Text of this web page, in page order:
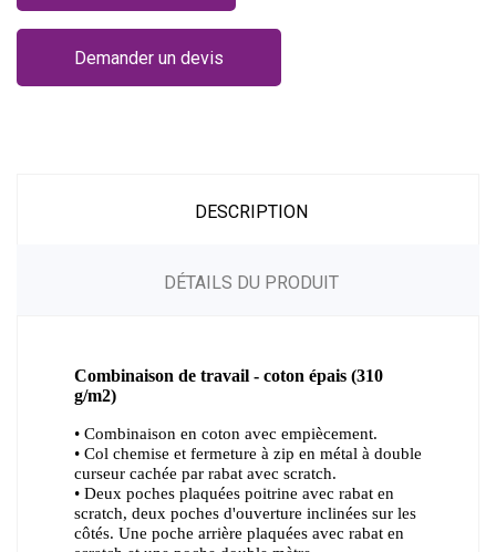
Demander un devis
DESCRIPTION
DÉTAILS DU PRODUIT
Combinaison de travail - coton épais (310
g/m2)
• Combinaison en coton avec empiècement.
• Col chemise et fermeture à zip en métal à double
curseur cachée par rabat avec scratch.
• Deux poches plaquées poitrine avec rabat en
scratch, deux poches d'ouverture inclinées sur les
côtés. Une poche arrière plaquées avec rabat en